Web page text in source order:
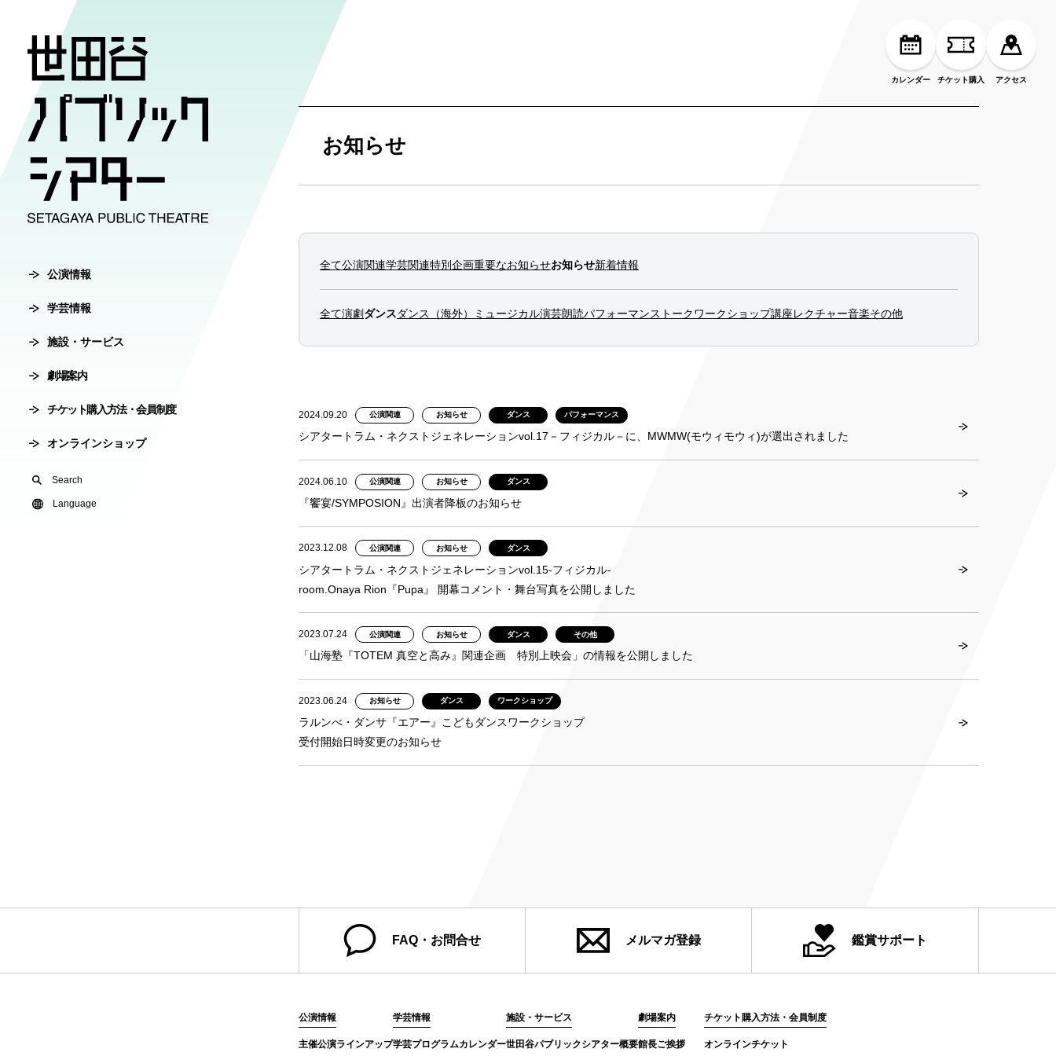
公演情報
公演情報
主催公演ラインアップ
公演カレンダー
チケット発売情報
公演アーカイブ
学芸情報
学芸情報
学芸プログラムカレンダー
学芸プログラムアーカイブ
学芸刊行物
施設・サービス
施設・サービス
世田谷パブリックシアター概要
シアタートラム概要
鑑賞サポート
劇場案内
劇場案内
館長ご挨拶
芸術監督ご挨拶
協賛・協力
チケット購入方法・会員制度
チケット購入方法・会員制度
オンラインチケット
転売行為の禁止について
有料オンラインチケット会員
友の会
オンラインショップ
Search
Language
カレンダー チケット購入 アクセス
お知らせ
全て公演関連学芸関連特別企画重要なお知らせお知らせ新着情報
全て演劇 ダンスダンス（海外） ミュージカル演芸朗読パフォーマンス トークワークショップ講座レクチャー音楽その他
2024.09.20 公演関連 お知らせ ダンス パフォーマンス
シアタートラム・ネクストジェネレーションvol.17－フィジカル－に、MWMW(モウィモウィ)が選出されました
2024.06.10 公演関連 お知らせ ダンス
『饗宴/SYMPOSION』出演者降板のお知らせ
2023.12.08 公演関連 お知らせ ダンス
シアタートラム・ネクストジェネレーションvol.15-フィジカル-
room.Onaya Rion『Pupa』 開幕コメント・舞台写真を公開しました
2023.07.24 公演関連 お知らせ ダンス その他
「山海塾『TOTEM 真空と高み』関連企画 特別上映会」の情報を公開しました
2023.06.24 お知らせ ダンス ワークショップ
ラルンべ・ダンサ『エアー』こどもダンスワークショップ
受付開始日時変更のお知らせ
FAQ・お問合せ メルマガ登録 鑑賞サポート
公演情報
主催公演ラインアップ
学芸情報
学芸プログラムカレンダー
施設・サービス
世田谷パブリックシアター概要
劇場案内
館長ご挨拶
チケット購入方法・会員制度
オンラインチケット